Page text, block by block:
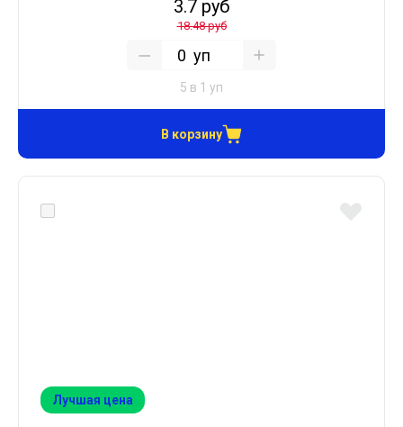
3.7 руб
18.48 руб
уп
5 в 1 уп
В корзину
Лучшая цена